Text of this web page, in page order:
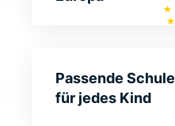
Passende Schule
für jedes Kind